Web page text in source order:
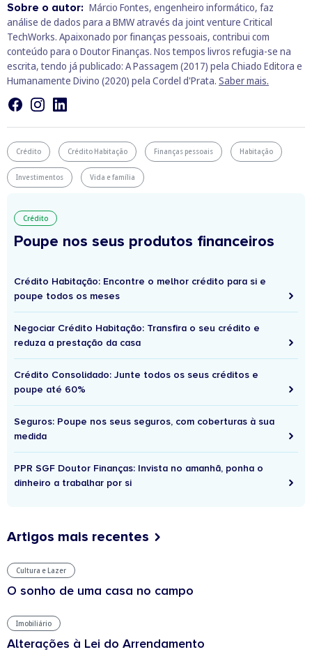
Sobre o autor: Márcio Fontes, engenheiro informático, faz
análise de dados para a BMW através da joint venture Critical
TechWorks. Apaixonado por finanças pessoais, contribui com
conteúdo para o Doutor Finanças. Nos tempos livros refugia-se na
escrita, tendo já publicado: A Passagem (2017) pela Chiado Editora e
Humanamente Divino (2020) pela Cordel d'Prata. Saber mais.
Crédito Crédito Habitação Finanças pessoais Habitação
Investimentos Vida e família
Crédito
Poupe nos seus produtos financeiros
Crédito Habitação: Encontre o melhor crédito para si e
poupe todos os meses
Negociar Crédito Habitação: Transfira o seu crédito e
reduza a prestação da casa
Crédito Consolidado: Junte todos os seus créditos e
poupe até 60%
Seguros: Poupe nos seus seguros, com coberturas à sua
medida
PPR SGF Doutor Finanças: Invista no amanhã, ponha o
dinheiro a trabalhar por si
Artigos mais recentes
Cultura e Lazer
O sonho de uma casa no campo
Imobiliário
Alterações à Lei do Arrendamento